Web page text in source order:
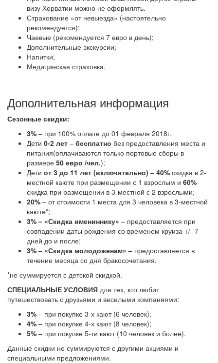
визу Хорватии можно не оформлять.
Страхование «от невыезда» (настоятельно
рекомендуется);
Чаевые (рекомендуется 7 евро в день);
Дополнительные экскурсии;
Напитки;
Медицинская страховка.
Дополнительная информация
Сезонные скидки:
3% – при 100% оплате до 01 февраля 2018г.
Дети 0-2 лет – бесплатно без предоставления места и
питания(оплачиваются только портовые сборы в
размере 50 евро /чел.);
Дети от 3 до 11 лет (включительно) – 40% скидка в 2-
местной каюте при размещении с 1 взрослым и 60%
скидка при размещении в 3-местной с 2 взрослыми;
20% – от стоимости 1 места для 3 человека в 3-местной
каюте*;
3% – «Скидка имениннику» – предоставляется при
совпадении даты рождения со временем круиза +/- 7
дней до и после;
3% – «Скидка молодоженам» – предоставляется в
течение месяца со дня бракосочетания.
*не суммируется с детской скидкой.
СПЕЦИАЛЬНЫЕ УСЛОВИЯ для тех, кто любит
путешествовать с друзьями и веселыми компаниями:
3% – при покупке 3-х кают (6 человек);
4% – при покупке 4-х кают (8 человек);
5% – при покупке 5-ти кают (10 человек и более).
Данные скидки не суммируются с другими акциями и
специальными предложениями.